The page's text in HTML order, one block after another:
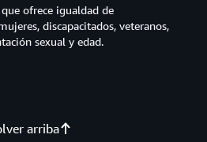
arriba
ofrece igualdad de
discapacitados, veteranos,
sexual y edad.